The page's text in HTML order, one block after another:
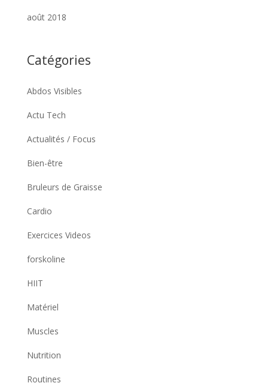
août 2018
Catégories
Abdos Visibles
Actu Tech
Actualités / Focus
Bien-être
Bruleurs de Graisse
Cardio
Exercices Videos
forskoline
HIIT
Matériel
Muscles
Nutrition
Routines